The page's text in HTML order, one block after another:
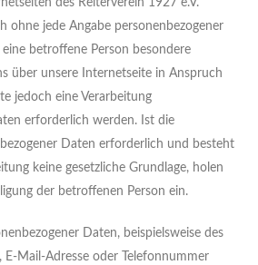
des Reiterverein 1927 e.V.
ohne jede Angabe personenbezogener
betroffene Person besondere
über unsere Internetseite in Anspruch
jedoch eine Verarbeitung
erforderlich werden. Ist die
Daten erforderlich und besteht
keine gesetzliche Grundlage, holen
der betroffenen Person ein.
Daten, beispielsweise des
E-Mail-Adresse oder Telefonnummer